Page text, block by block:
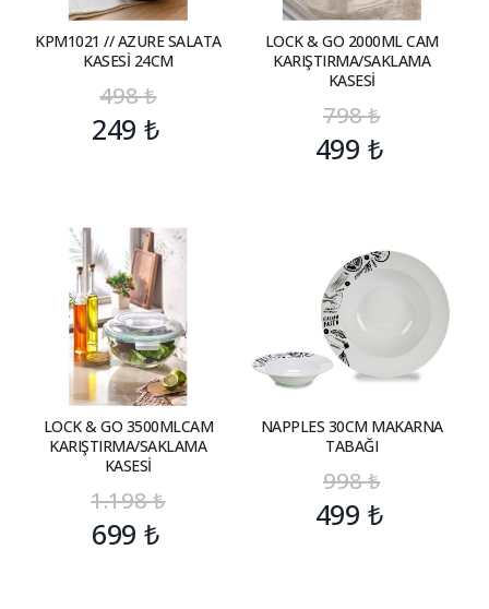
KPM1021 // AZURE SALATA
KASESİ 24CM
498₺
249₺
LOCK & GO 2000ML CAM
KARIŞTIRMA/SAKLAMA
KASESİ
798₺
499 ₺
LOCK & GO 3500MLCAM
KARIŞTIRMA/SAKLAMA
KASESİ
1.198₺
699₺
NAPPLES 30CM MAKARNA
TABAĞI
998₺
499 ₺